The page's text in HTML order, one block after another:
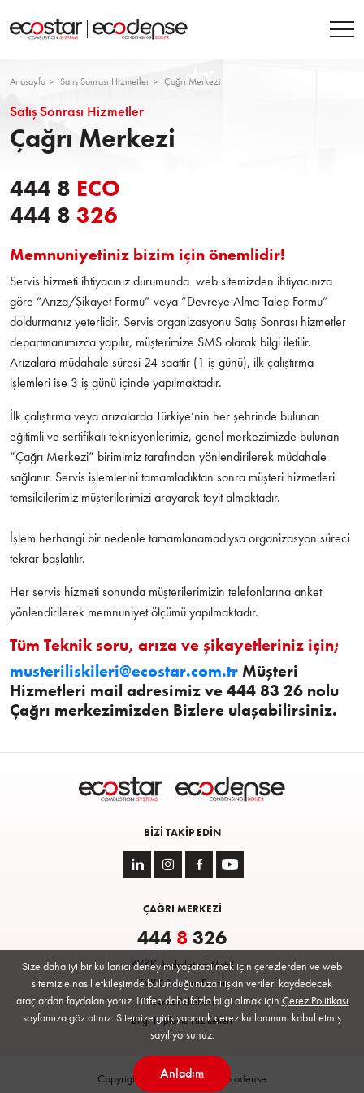
Anasayfa Satış Sonrası Hizmetler Çağrı Merkezi
Satış Sonrası Hizmetler
Çağrı Merkezi
444 8 ECO
444 8 326
Memnuniyetiniz bizim için önemlidir!
Servis hizmeti ihtiyacınız durumunda web sitemizden ihtiyacınıza
göre “Arıza/Şikayet Formu” veya “Devreye Alma Talep Formu”
doldurmanız yeterlidir. Servis organizasyonu Satış Sonrası hizmetler
departmanımızca yapılır, müşterimize SMS olarak bilgi iletilir.
Arızalara müdahale süresi 24 saattir (1 iş günü), ilk çalıştırma
işlemleri ise 3 iş günü içinde yapılmaktadır.
İlk çalıştırma veya arızalarda Türkiye’nin her şehrinde bulunan
eğitimli ve sertifikalı teknisyenlerimiz, genel merkezimizde bulunan
“Çağrı Merkezi” birimimiz tarafından yönlendirilerek müdahale
sağlanır. Servis işlemlerini tamamladıktan sonra müşteri hizmetleri
temsilcilerimiz müşterilerimizi arayarak teyit almaktadır.
İşlem herhangi bir nedenle tamamlanamadıysa organizasyon süreci
tekrar başlatılır.
Her servis hizmeti sonunda müşterilerimizin telefonlarına anket
yönlendirilerek memnuniyet ölçümü yapılmaktadır.
Tüm Teknik soru, arıza ve şikayetleriniz için;
musteriliskileri@ecostar.com.tr Müşteri
Hizmetleri mail adresimiz ve 444 83 26 nolu
Çağrı merkezimizden Bizlere ulaşabilirsiniz.
BIZI TAKIP EDIN
ÇAĞRI MERKEZİ
444 8326
KVKK Aydınlatma Metni
KVKK Başvuru Formu
Çerez Politikası
Bilgi Toplumu Hizmetleri
Copyright © 2026 Ecostar | Ecodense
Size daha iyi bir kullanıcı deneyimi yaşatabilmek için çerezlerden ve web
sitemizle nasıl etkileşimde bulunduğunuza ilişkin verileri kaydedecek
araçlardan faydalanıyoruz. Lütfen daha fazla bilgi almak için Çerez Politikası
sayfamıza göz atınız. Sitemize giriş yaparak çerez kullanımını kabul etmiş
sayılıyorsunuz.
Anladım